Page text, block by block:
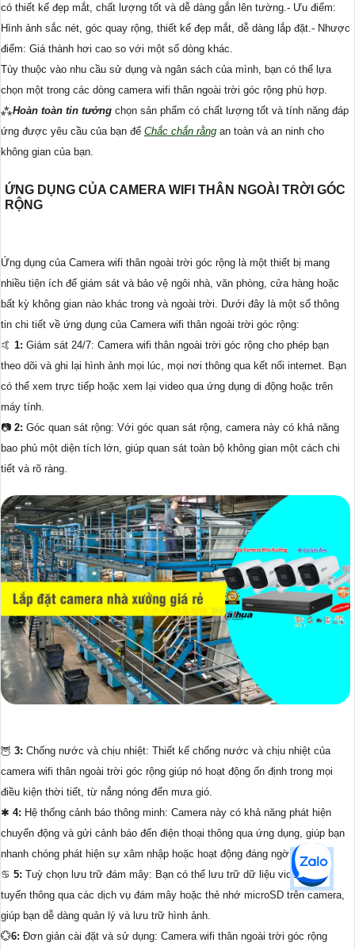
có thiết kế đẹp mắt, chất lượng tốt và dễ dàng gắn lên tường.- Ưu điểm:
Hình ảnh sắc nét, góc quay rộng, thiết kế đẹp mắt, dễ dàng lắp đặt.- Nhược
điểm: Giá thành hơi cao so với một số dòng khác.
Tùy thuộc vào nhu cầu sử dụng và ngân sách của mình, bạn có thể lựa
chọn một trong các dòng camera wifi thân ngoài trời góc rộng phù hợp.
⁂Hoàn toàn tin tưởng chọn sản phẩm có chất lượng tốt và tính năng đáp
ứng được yêu cầu của bạn để Chắc chắn rằng an toàn và an ninh cho
không gian của bạn.
ỨNG DỤNG CỦA CAMERA WIFI THÂN NGOÀI TRỜI GÓC
RỘNG
Ứng dụng của Camera wifi thân ngoài trời góc rộng là một thiết bị mang
nhiều tiện ích để giám sát và bảo vệ ngôi nhà, văn phòng, cửa hàng hoặc
bất kỳ không gian nào khác trong và ngoài trời. Dưới đây là một số thông
tin chi tiết về ứng dụng của Camera wifi thân ngoài trời góc rộng:
🤙 1: Giám sát 24/7: Camera wifi thân ngoài trời góc rộng cho phép bạn
theo dõi và ghi lại hình ảnh mọi lúc, mọi nơi thông qua kết nối internet. Bạn
có thể xem trực tiếp hoặc xem lại video qua ứng dụng di động hoặc trên
máy tính.
📷 2: Góc quan sát rộng: Với góc quan sát rộng, camera này có khả năng
bao phủ một diện tích lớn, giúp quan sát toàn bộ không gian một cách chi
tiết và rõ ràng.
🦉 3: Chống nước và chịu nhiệt: Thiết kế chống nước và chịu nhiệt của
camera wifi thân ngoài trời góc rộng giúp nó hoạt động ổn định trong mọi
điều kiện thời tiết, từ nắng nóng đến mưa gió.
✱ 4: Hệ thống cảnh báo thông minh: Camera này có khả năng phát hiện
chuyển động và gửi cảnh báo đến điện thoại thông qua ứng dụng, giúp bạn
nhanh chóng phát hiện sự xâm nhập hoặc hoạt động đáng ngờ.
♋ 5: Tuỳ chọn lưu trữ đám mây: Bạn có thể lưu trữ dữ liệu video trực
tuyến thông qua các dịch vụ đám mây hoặc thẻ nhớ microSD trên camera,
giúp bạn dễ dàng quản lý và lưu trữ hình ảnh.
💮6: Đơn giản cài đặt và sử dụng: Camera wifi thân ngoài trời góc rộng